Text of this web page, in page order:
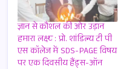
ज्ञान से कौशल की ओर उड़ान
हमारा लक्ष्य : प्रो. शांडिल्य टी पी
एस कॉलेज में SDS-PAGE विषय
पर एक दिवसीय हैंड्स-ऑन